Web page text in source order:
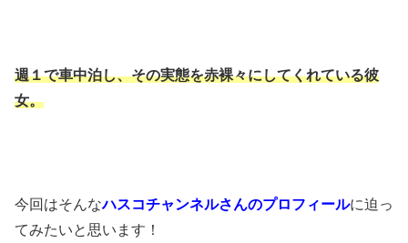
週１で車中泊し、その実態を赤裸々にしてくれている彼
女。
今回はそんなハスコチャンネルさんのプロフィールに迫っ
てみたいと思います！